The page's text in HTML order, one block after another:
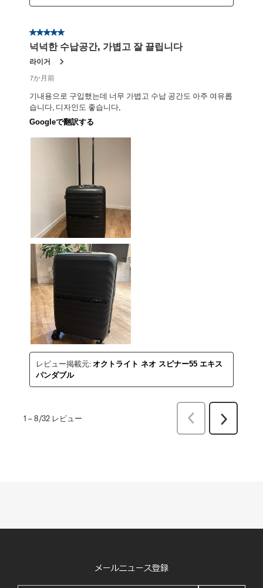
星5／5個です。
넉넉한 수납공간, 가볍고 잘 끌립니다
라이거
7か月前
기내용으로 구입했는데 너무 가볍고 수납 공간도 아주 여유롭
습니다, 디자인도 좋습니다,
Googleで翻訳する
レビュー掲載元: オクトライト ネオ スピナー55 エキス
パンダブル
1 –8/32 レビュー
前
次
メールニュース登録